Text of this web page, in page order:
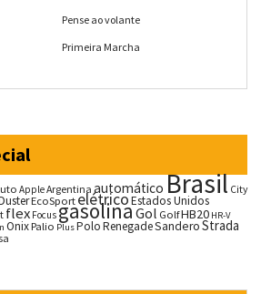
Pense ao volante
Primeira Marcha
AppleArgentina automáticoBrasil City
EcoSportelétricoEstados Unidos
flex FocusgasolinaGol GolfHB20 HR-V
OnixPalio PlusPoloRenegadeSanderoStrada